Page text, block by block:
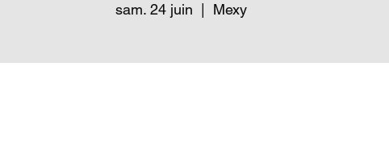
sam. 24 juin Mexy